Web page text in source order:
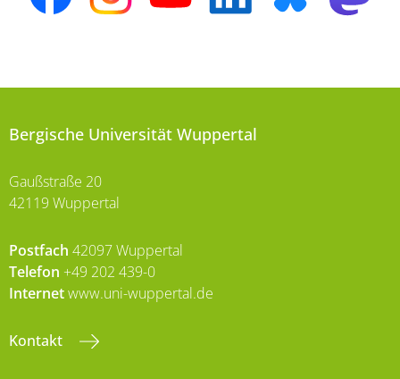
Bergische Universität Wuppertal
Gaußstraße 20
42119 Wuppertal
Postfach 42097 Wuppertal
Telefon +49 202 439-0
Internetwww.uni-wuppertal.de
Kontakt